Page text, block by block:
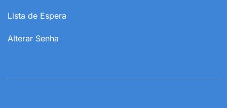
Lista de Espera
Alterar Senha